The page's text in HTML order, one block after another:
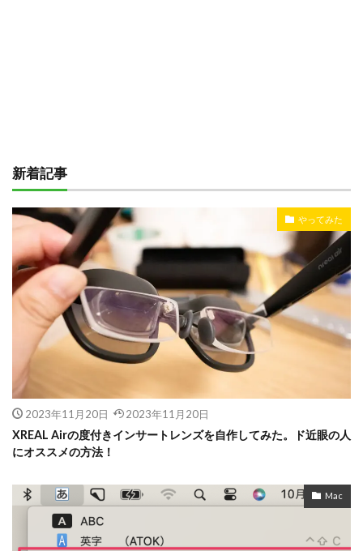
新着記事
やってみた
2023年11月20日 2023年11月20日
XREAL Airの度付きインサートレンズを自作してみた。ド近眼の人
にオススメの方法！
Mac